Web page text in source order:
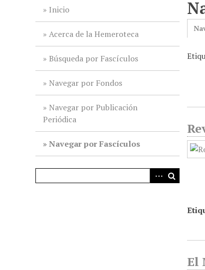
Inicio
Acerca de la Hemeroteca
Búsqueda por Fascículos
Navegar por Fondos
Navegar por Publicación
Periódica
Navegar por Fascículos
El